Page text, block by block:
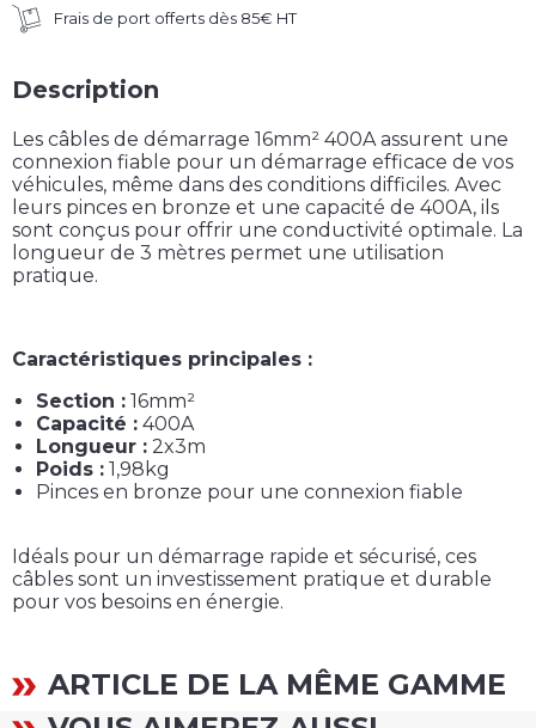
Frais de port offerts dès 85€ HT
Description
Les câbles de démarrage 16mm² 400A assurent une
connexion fiable pour un démarrage efficace de vos
véhicules, même dans des conditions difficiles. Avec
leurs pinces en bronze et une capacité de 400A, ils
sont conçus pour offrir une conductivité optimale. La
longueur de 3 mètres permet une utilisation
pratique.
Caractéristiques principales :
Section : 16mm²
Capacité : 400A
Longueur : 2x3m
Poids : 1,98kg
Pinces en bronze pour une connexion fiable
Idéals pour un démarrage rapide et sécurisé, ces
câbles sont un investissement pratique et durable
pour vos besoins en énergie.
ARTICLE DE LA MÊME GAMME